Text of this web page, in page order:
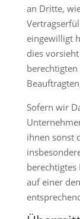
an Dritte,
eingewilligt
dies
berechtigten
Sofern wir
ihnen sonst
berechtigtes
auf einer